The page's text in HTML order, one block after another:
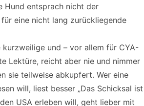
Hund entsprach nicht der
eine nicht lang zurückliegende
kurzweilige und – vor allem für CYA-
Lektüre, reicht aber nie und nimmer
sie teilweise abkupfert. Wer eine
will, liest besser „Das Schicksal ist
USA erleben will, geht lieber mit